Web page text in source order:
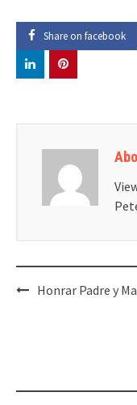
Share on facebook
PostHonrar Padre y